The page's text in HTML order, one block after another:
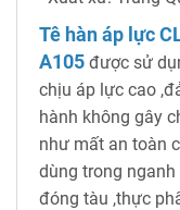
Tê hàn áp lực
A105 được sử
chịu áp lực cao
hành không gây
như mất an toàn
dùng trong
đóng tàu ,thực